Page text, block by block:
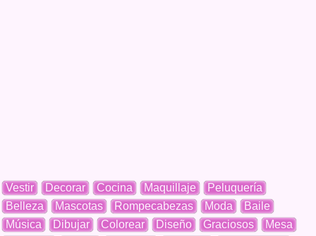
Vestir Decorar Cocina Maquillaje
Peluquería
Belleza
Mascotas Rompecabezas Moda
Baile
Música
Dibujar Colorear Diseño Graciosos
Mesa